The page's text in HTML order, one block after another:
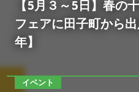
【5月３～5日】春の
フェアに田子町から
年】
イベント